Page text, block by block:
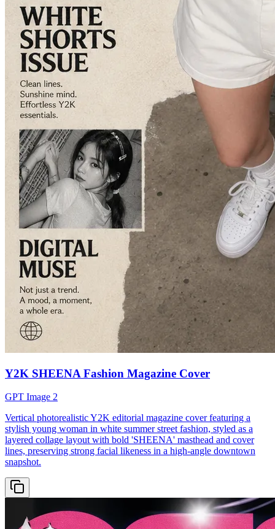
Y2K SHEENA Fashion Magazine Cover
GPT Image 2
Vertical photorealistic Y2K editorial magazine cover featuring a
stylish young woman in white summer street fashion, styled as a
layered collage layout with bold 'SHEENA' masthead and cover
lines, preserving strong facial likeness in a high-angle downtown
snapshot.